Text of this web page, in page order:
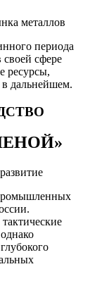
металлов
периода
сфере
ресурсы,
дальнейшем.